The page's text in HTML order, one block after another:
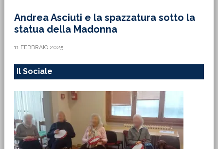
Andrea Asciuti e la spazzatura sotto la
statua della Madonna
11 FEBBRAIO 2025
Il Sociale